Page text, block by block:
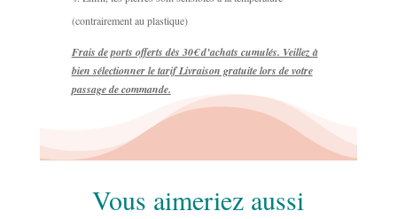
(contrairement au plastique)
Frais de ports offerts dès 30€ d’achats cumulés. Veillez à
bien sélectionner le tarif Livraison gratuite lors de votre
passage de commande.
Vous aimeriez aussi